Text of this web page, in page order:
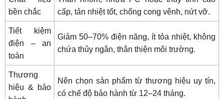
bền chắc
cấp, tản nhiệt tốt, chống cong vênh, nứt vỡ.
Tiết kiệm
điện – an
toàn
Giảm 50–70% điện năng, ít tỏa nhiệt, không
chứa thủy ngân, thân thiện môi trường.
Thương
hiệu & bảo
Nên chọn sản phẩm từ thương hiệu uy tín,
có chế độ bảo hành từ 12–24 tháng.